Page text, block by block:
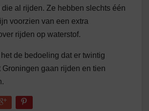
al rijden. Ze hebben slechts één
voorzien van een extra
rijden op waterstof.
de bedoeling dat er twintig
Groningen gaan rijden en tien